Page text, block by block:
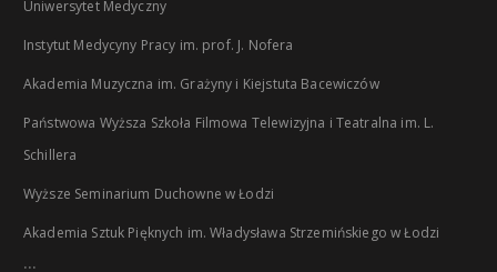
Uniwersytet Medyczny
Instytut Medycyny Pracy im. prof. J. Nofera
Akademia Muzyczna im. Grażyny i Kiejstuta Bacewiczów
Państwowa Wyższa Szkoła Filmowa Telewizyjna i Teatralna im. L.
Schillera
Wyższe Seminarium Duchowne w Łodzi
Akademia Sztuk Pięknych im. Władysława Strzemińskiego w Łodzi
...